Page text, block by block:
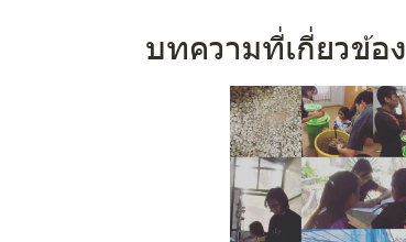
บทความที่เกี่ยวข้อง